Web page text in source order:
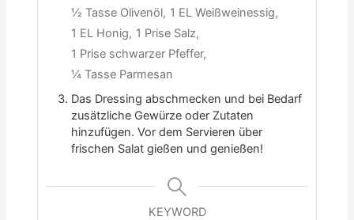
½ Tasse Olivenöl, 1 EL Weißweinessig,
1 EL Honig, 1 Prise Salz,
1 Prise schwarzer Pfeffer,
¼ Tasse Parmesan
Das Dressing abschmecken und bei Bedarf
zusätzliche Gewürze oder Zutaten
hinzufügen. Vor dem Servieren über
frischen Salat gießen und genießen!
KEYWORD